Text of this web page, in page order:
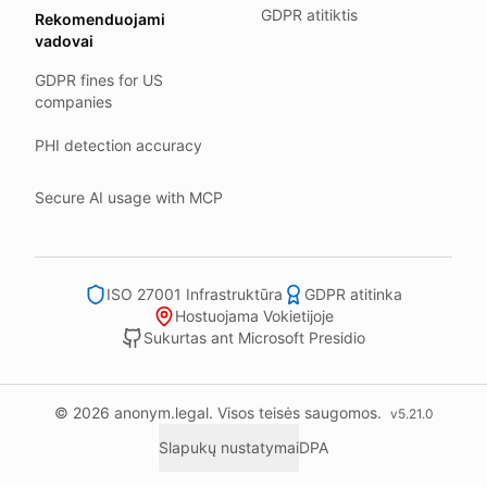
Backups run every day.
Email support@anonym.legal
We run a full check suite on every release.
Human reviewers spot-check the output each week.
We track recall and precision on a labelled set.
Bad runs block the deploy.
We never keep your work after you delete it.
Rekomenduojami
vadovai
GDPR fines for US
companies
PHI detection accuracy
Secure AI usage with MCP
GDPR atitiktis
ISO 27001 Infrastruktūra
GDPR atitinka
Hostuojama Vokietijoje
Sukurtas ant Microsoft Presidio
© 2026 anonym.legal. Visos teisės saugomos. v5.21.0
Slapukų nustatymaiDPA